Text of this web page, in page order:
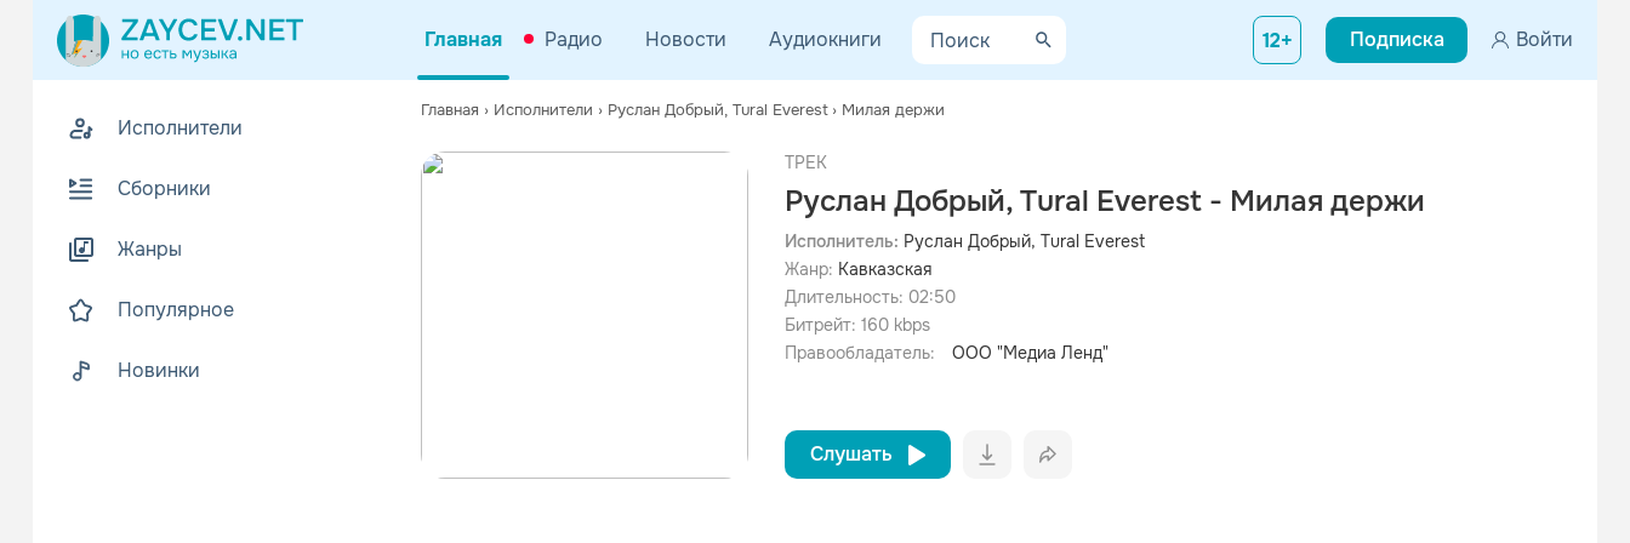
Главная Радио Новости Аудиокниги 12+ Подписка Войти
Исполнители
Сборники
Жанры
Популярное
Новинки
Главная › Исполнители › Руслан Добрый, Tural Everest › Милая держи
ТРЕК
Руслан Добрый, Tural Everest - Милая держи
Исполнитель: Руслан Добрый, Tural Everest
Жанр: Кавказская
Длительность: 02:50
Битрейт: 160 kbps
Правообладатель:
ООО "Медиа Ленд"
Слушать
просмотра рекламы
оформления подписки.
После просмотра Вы сможете скачать 3 файла без
дополнительной рекламы!